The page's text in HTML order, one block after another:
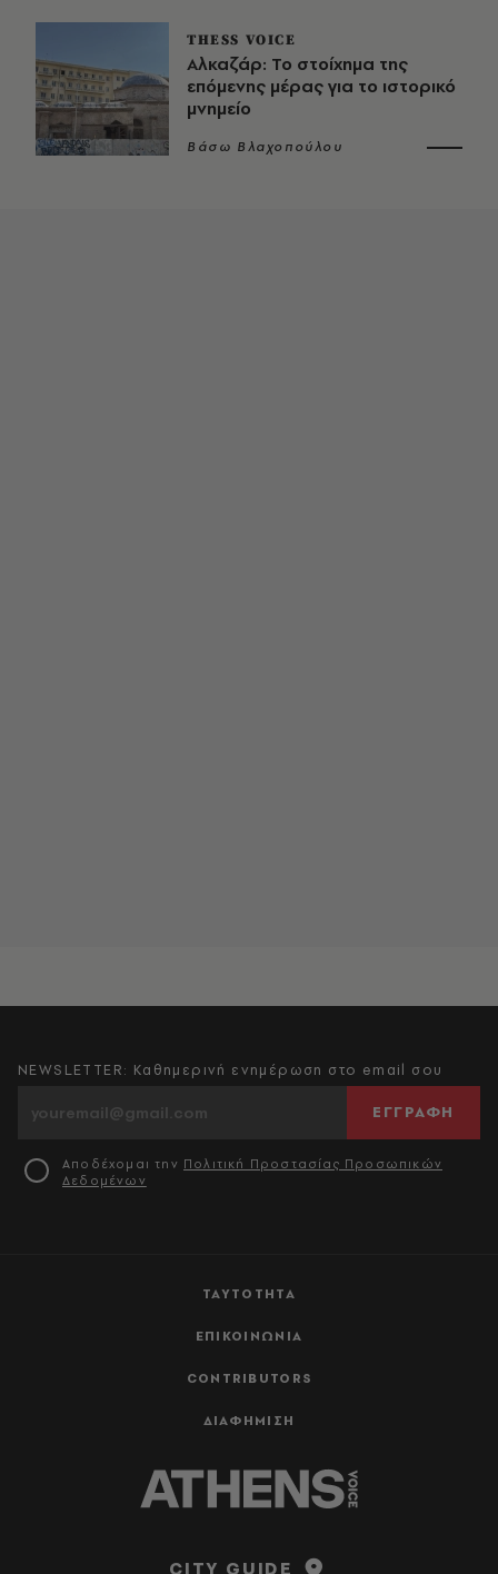
THESS VOICE
Αλκαζάρ: Το στοίχημα της
επόμενης μέρας για το ιστορικό
μνημείο
Βάσω Βλαχοπούλου
ΤΑΥΤΟΤΗΤΑ
ΕΠΙΚΟΙΝΩΝΙΑ
CONTRIBUTORS
ΔΙΑΦΗΜΙΣΗ
NEWSLETTER: Καθημερινή ενημέρωση στο email σου
ΕΓΓΡΑΦΗ
Αποδέχομαι την Πολιτική Προστασίας Προσωπικών
Δεδομένων
CITY GUIDE